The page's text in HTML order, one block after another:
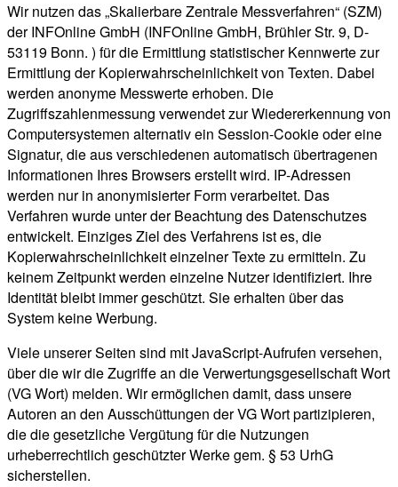
Wir nutzen das „Skalierbare Zentrale Messverfahren“ (SZM)
der INFOnline GmbH (INFOnline GmbH, Brühler Str. 9, D-
53119 Bonn. ) für die Ermittlung statistischer Kennwerte zur
Ermittlung der Kopierwahrscheinlichkeit von Texten. Dabei
werden anonyme Messwerte erhoben. Die
Zugriffszahlenmessung verwendet zur Wiedererkennung von
Computersystemen alternativ ein Session-Cookie oder eine
Signatur, die aus verschiedenen automatisch übertragenen
Informationen Ihres Browsers erstellt wird. IP-Adressen
werden nur in anonymisierter Form verarbeitet. Das
Verfahren wurde unter der Beachtung des Datenschutzes
entwickelt. Einziges Ziel des Verfahrens ist es, die
Kopierwahrscheinlichkeit einzelner Texte zu ermitteln. Zu
keinem Zeitpunkt werden einzelne Nutzer identifiziert. Ihre
Identität bleibt immer geschützt. Sie erhalten über das
System keine Werbung.
Viele unserer Seiten sind mit JavaScript-Aufrufen versehen,
über die wir die Zugriffe an die Verwertungsgesellschaft Wort
(VG Wort) melden. Wir ermöglichen damit, dass unsere
Autoren an den Ausschüttungen der VG Wort partizipieren,
die die gesetzliche Vergütung für die Nutzungen
urheberrechtlich geschützter Werke gem. § 53 UrhG
sicherstellen.